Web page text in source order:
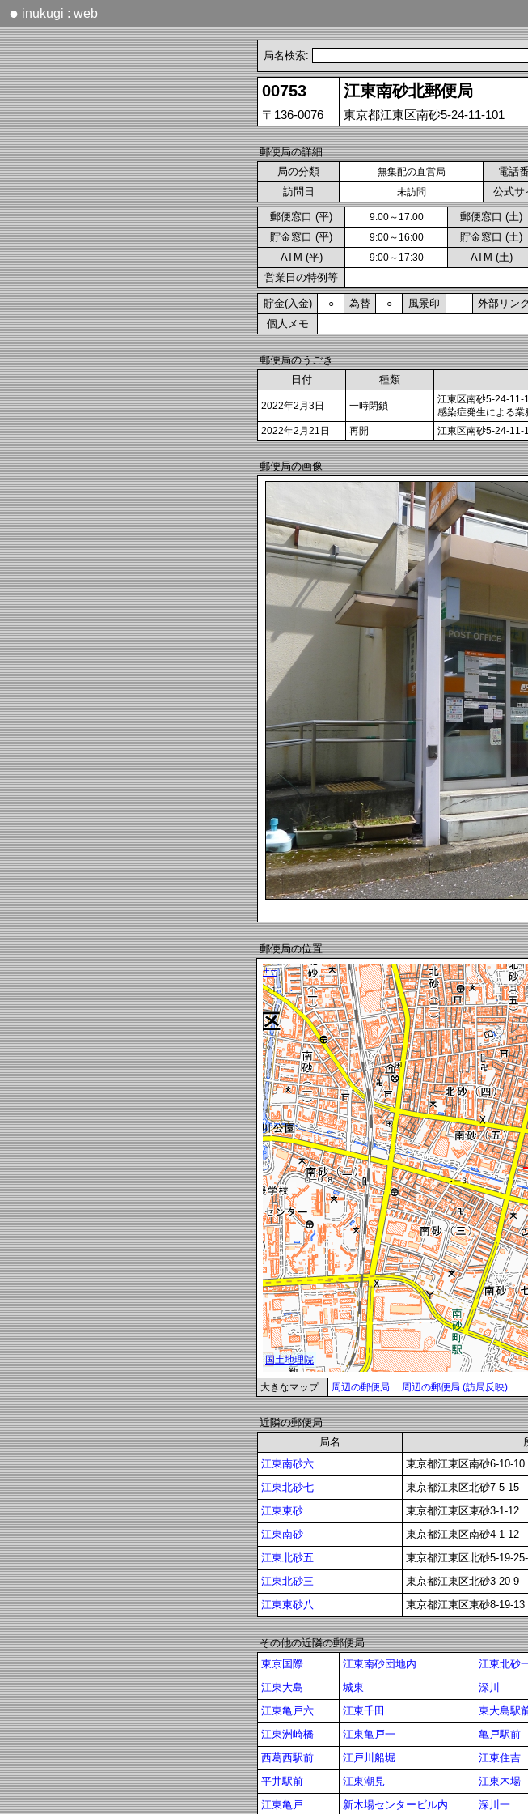
● inukugi : web
局名検索:
00753 江東南砂北郵便局
〒136-0076 東京都江東区南砂5-24-11-101
郵便局の詳細
局の分類
無集配の直営局 電話
訪問日 未訪問 公式サ
郵便窓口 (平) 9:00～17:00 郵便窓口 (土)
貯金窓口 (平) 9:00～16:00 貯金窓口 (土)
ATM (平) 9:00～17:30 ATM (土)
営業日の特例等
貯金(入金) ○ 為替 ○ 風景印 外部リンク
個人メモ
郵便局のうごき
日付
種類
2022年2月3日 一時閉鎖
江東区南砂5-24-11-
感染症発生による業
2022年2月21日
再開 江東区南砂5-24-11-
郵便局の画像
郵便局の位置
大きなマップ 周辺の郵便局 周辺の郵便局 (訪局反映)
近隣の郵便局
局名
江東南砂六
東京都江東区南砂6-10-10
江東北砂七
東京都江東区北砂7-5-15
江東東砂
東京都江東区東砂3-1-12
江東南砂
東京都江東区南砂4-1-12
江東北砂五
東京都江東区北砂5-19-25-
江東北砂三
東京都江東区北砂3-20-9
江東東砂八
東京都江東区東砂8-19-13
その他の近隣の郵便局
東京国際
江東南砂団地内 江東北砂
江東大島
城東 深川
江東亀戸六
江東千田 東大島駅
江東洲崎橋
江東亀戸一 亀戸駅前
西葛西駅前
江戸川船堀 江東住吉
平井駅前
江東潮見 江東木場
江東亀戸
新木場センタービル内 深川一